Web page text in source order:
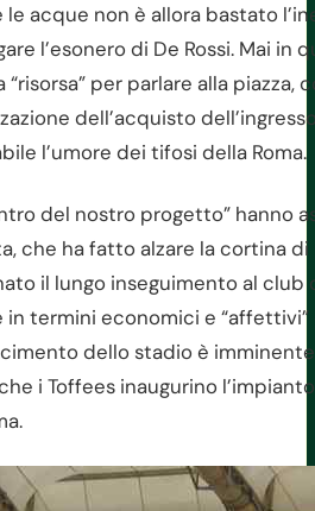
le acque non è allora bastato
l’esonero di De Rossi. Mai
per parlare alla piazza,
dell’acquisto
l’umore dei tifosi della Roma.
del nostro progetto” hanno
che ha fatto alzare la cortina
il lungo inseguimento al club
in termini economici e
dello stadio è
i Toffees inaugurino